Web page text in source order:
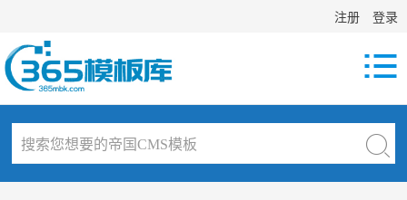
注册 登录
